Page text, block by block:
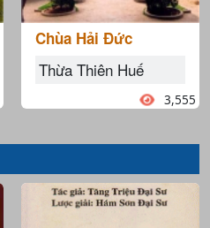
Chùa Hải Đức
Thừa Thiên Huế
3,555